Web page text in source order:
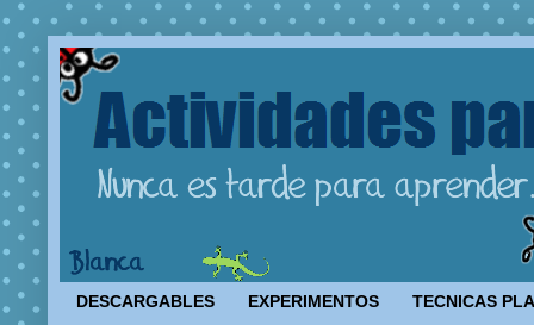
DESCARGABLES EXPERIMENTOS TECNICAS